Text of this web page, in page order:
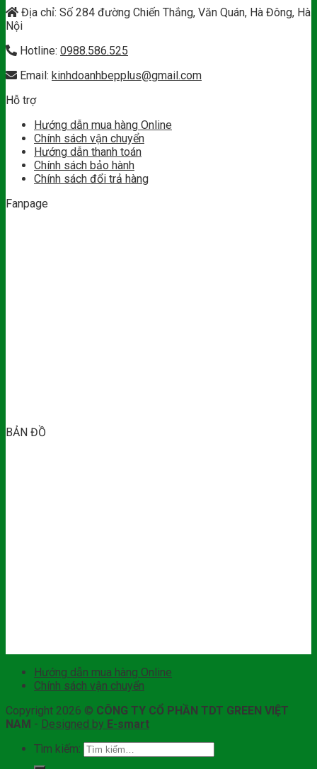
Địa chỉ: Số 284 đường Chiến Thắng, Văn Quán, Hà Đông, Hà
Nội
Hotline: 0988.586.525
Email: kinhdoanhbepplus@gmail.com
Hỗ trợ
Hướng dẫn mua hàng Online
Chính sách vận chuyển
Hướng dẫn thanh toán
Chính sách bảo hành
Chính sách đổi trả hàng
Fanpage
BẢN ĐỒ
Hướng dẫn mua hàng Online
Chính sách vận chuyển
Copyright 2026 © CÔNG TY CỔ PHẦN TDT GREEN VIỆT
NAM - Designed by E-smart
Tìm kiếm: